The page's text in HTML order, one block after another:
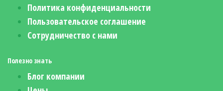
Политика конфиденциальности
Пользовательское соглашение
Сотрудничество с нами
Полезно знать
Блог компании